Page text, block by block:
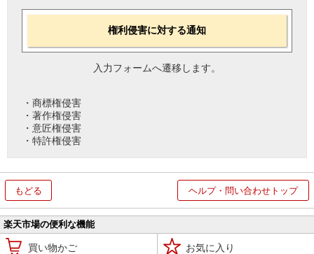
権利侵害に対する通知
入力フォームへ遷移します。
・商標権侵害
・著作権侵害
・意匠権侵害
・特許権侵害
もどる ヘルプ・問い合わせトップ
楽天市場の便利な機能
買い物かご お気に入り